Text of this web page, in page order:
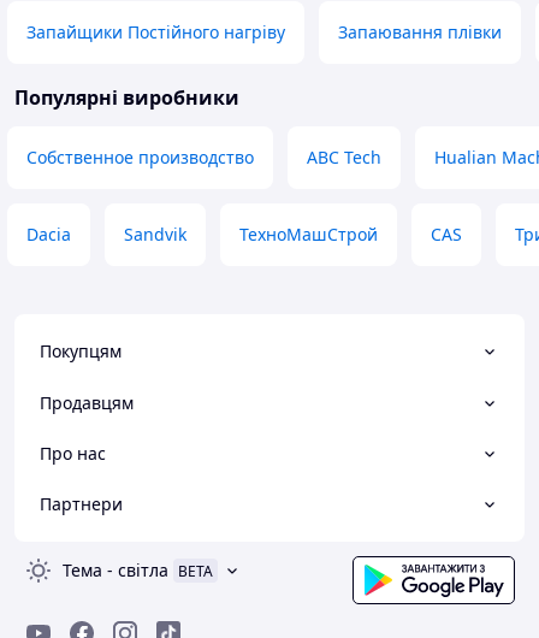
Запайщики Постійного нагріву Запаювання плівки
Популярні виробники
Собственное производство ABC Tech Hualian
Dacia Sandvik ТехноМашСтрой CAS
Покупцям
Продавцям
Про нас
Партнери
Тема - світла BETA